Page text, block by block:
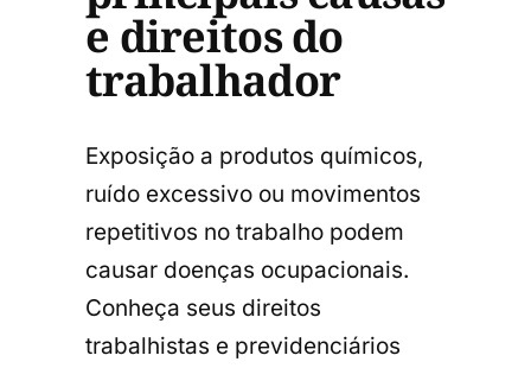
e direitos do
trabalhador
Exposição a produtos químicos,
ruído excessivo ou movimentos
repetitivos no trabalho podem
causar doenças ocupacionais.
Conheça seus direitos
trabalhistas e previdenciários